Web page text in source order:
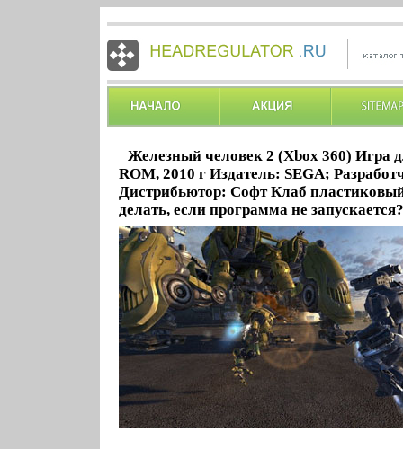
Железный человек 2 (Xbox 360) Игра
ROM, 2010 г Издатель: SEGA;
Дистрибьютор: Софт Клаб
делать, если программа не